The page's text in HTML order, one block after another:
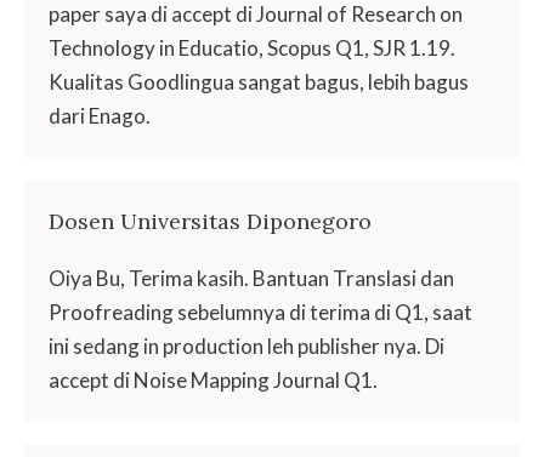
paper saya di accept di Journal of Research on
Technology in Educatio, Scopus Q1, SJR 1.19.
Kualitas Goodlingua sangat bagus, lebih bagus
dari Enago.
Dosen Universitas Diponegoro
Oiya Bu, Terima kasih. Bantuan Translasi dan
Proofreading sebelumnya di terima di Q1, saat
ini sedang in production leh publisher nya. Di
accept di Noise Mapping Journal Q1.